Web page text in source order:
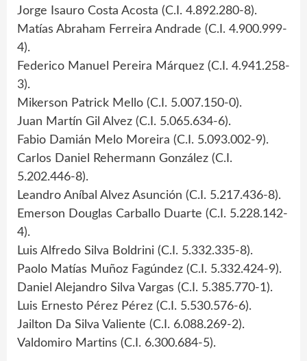
Jorge Isauro Costa Acosta (C.I. 4.892.280-8).
Matías Abraham Ferreira Andrade (C.I. 4.900.999-
4).
Federico Manuel Pereira Márquez (C.I. 4.941.258-
3).
Mikerson Patrick Mello (C.I. 5.007.150-0).
Juan Martín Gil Alvez (C.I. 5.065.634-6).
Fabio Damián Melo Moreira (C.I. 5.093.002-9).
Carlos Daniel Rehermann González (C.I.
5.202.446-8).
Leandro Aníbal Alvez Asunción (C.I. 5.217.436-8).
Emerson Douglas Carballo Duarte (C.I. 5.228.142-
4).
Luis Alfredo Silva Boldrini (C.I. 5.332.335-8).
Paolo Matías Muñoz Fagúndez (C.I. 5.332.424-9).
Daniel Alejandro Silva Vargas (C.I. 5.385.770-1).
Luis Ernesto Pérez Pérez (C.I. 5.530.576-6).
Jailton Da Silva Valiente (C.I. 6.088.269-2).
Valdomiro Martins (C.I. 6.300.684-5).